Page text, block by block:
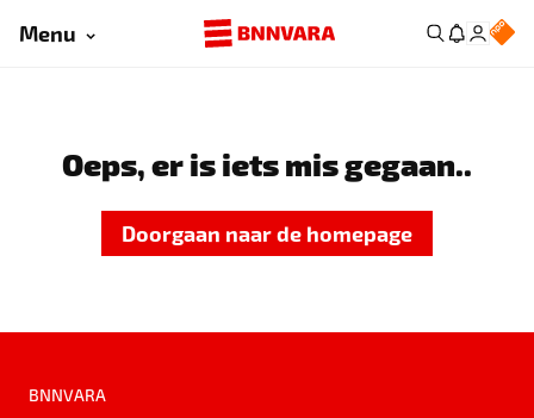
Menu
Oeps, er is iets mis gegaan..
Doorgaan naar de homepage
BNNVARA